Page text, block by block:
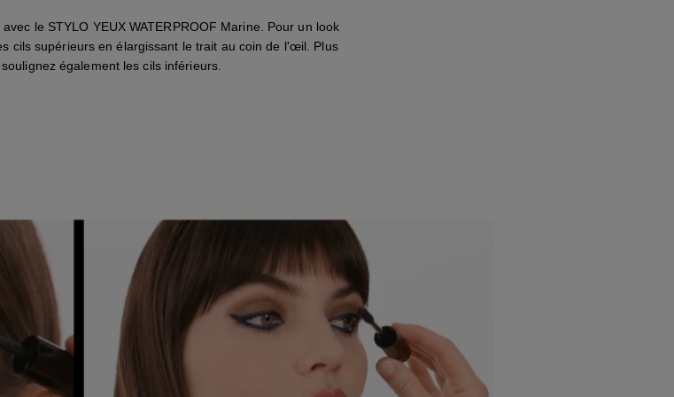
le STYLO YEUX WATERPROOF Marine. Pour un look
cils supérieurs en élargissant le trait au coin de l'œil. Plus
également les cils inférieurs.